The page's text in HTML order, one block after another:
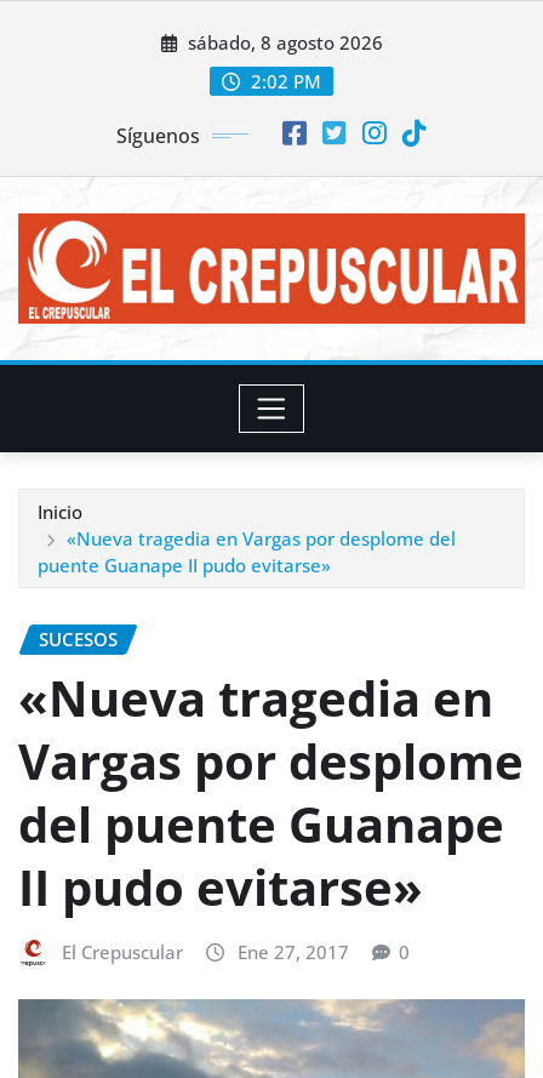
sábado, 8 agosto 2026
2:02 PM
Síguenos
Inicio
«Nueva tragedia en Vargas por desplome del
puente Guanape II pudo evitarse»
SUCESOS
«Nueva tragedia en
Vargas por desplome
del puente Guanape
II pudo evitarse»
El Crepuscular Ene 27, 2017 0